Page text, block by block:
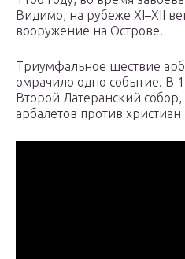
Видимо, на рубеже XI–XII
вооружение на Острове.
Триумфальное шествие
омрачило одно событие. В
Второй Латеранский
арбалетов против